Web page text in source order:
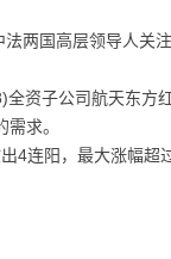
两国高层领导人关
资子公司航天东方
求。
4连阳，最大涨幅超